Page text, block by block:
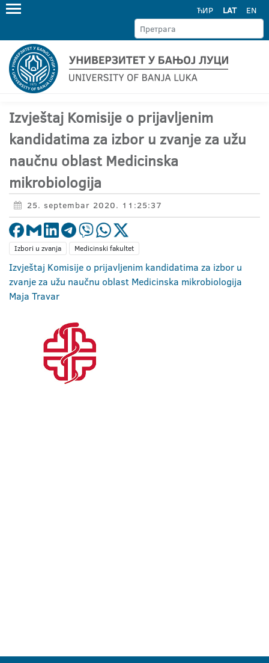
ЋИР LAT EN
Izvještaj Komisije o prijavljenim
kandidatima za izbor u zvanje za užu
naučnu oblast Medicinska
mikrobiologija
25. septembar 2020. 11:25:37
Izbori u zvanja Medicinski fakultet
Izvještaj Komisije o prijavljenim kandidatima za izbor u
zvanje za užu naučnu oblast Medicinska mikrobiologija
Maja Travar